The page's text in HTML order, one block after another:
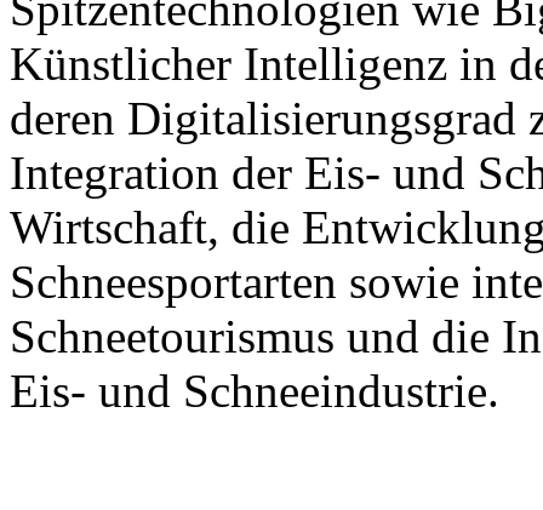
Künstlicher Intelligenz in
deren Digitalisierungsgrad
Integration der Eis- und
Wirtschaft, die
Schneesportarten sowie
Schneetourismus und die
Eis- und Schneeindustrie.